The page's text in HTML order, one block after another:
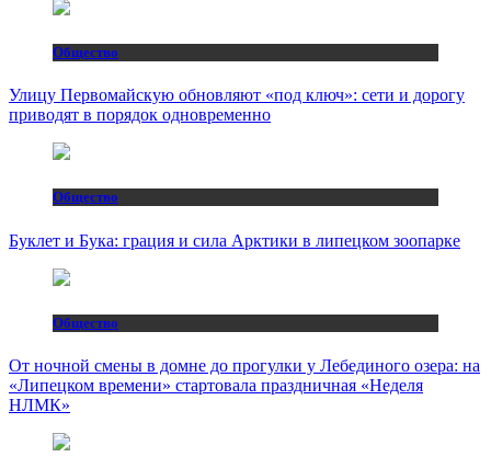
Общество
Улицу Первомайскую обновляют «под ключ»: сети и дорогу
приводят в порядок одновременно
Общество
Буклет и Бука: грация и сила Арктики в липецком зоопарке
Общество
От ночной смены в домне до прогулки у Лебединого озера: на
«Липецком времени» стартовала праздничная «Неделя
НЛМК»